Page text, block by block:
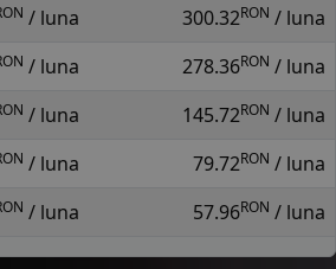
/ luna 300.32RON / luna
/ luna 278.36RON / luna
/ luna 145.72RON / luna
/ luna 79.72RON / luna
/ luna 57.96RON / luna